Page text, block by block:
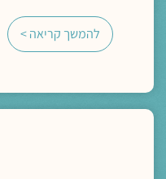
להמשך קריאה >